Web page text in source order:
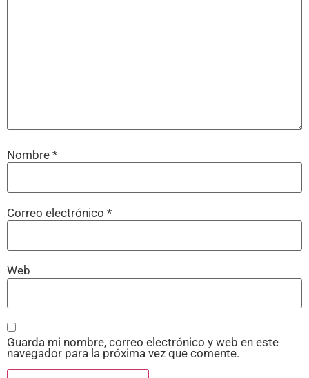
Nombre *
Correo electrónico *
Web
Guarda mi nombre, correo electrónico y web en este
navegador para la próxima vez que comente.